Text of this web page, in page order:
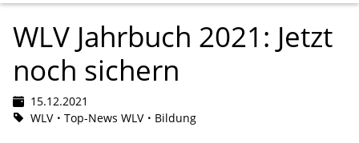
WLV Jahrbuch 2021: Jetzt
noch sichern
15.12.2021
WLV
Top-News WLV Bildung